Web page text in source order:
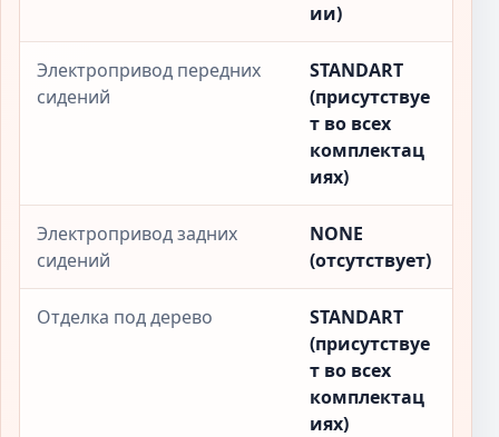
ии)
Электропривод передних
сидений
STANDART
(присутствуе
т во всех
комплектац
иях)
Электропривод задних
сидений
NONE
(отсутствует)
Отделка под дерево
STANDART
(присутствуе
т во всех
комплектац
иях)